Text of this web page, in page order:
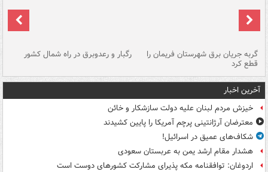
گربه جریان برق شهرستان فریمان را
قطع کرد
رگبار و رعدوبرق در راه شمال کشور
آخرین اخبار
خیزش مردم لبنان علیه دولت سازشکار و خائن
معترضان آرژانتینی پرچم آمریکا را پایین کشیدند
شکاف‌های عمیق در اسرائیل!
هشدار مقام ارشد یمن به عربستان سعودی
اردوغان: توافقنامه مکه پذیرای مشارکت کشورهای دوست است